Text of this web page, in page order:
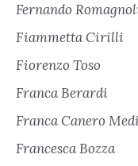
Fernando
Fiammetta Cirilli
Fiorenzo Toso
Franca Berardi
Franca Canero
Francesca Bozza